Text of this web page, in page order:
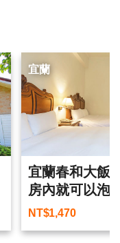
宜蘭
宜蘭春和大飯
房內就可以泡
車站
NT$1,470